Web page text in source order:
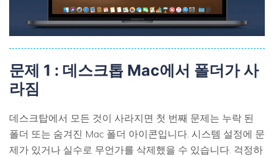
문제 1 : 데스크톱 Mac에서 폴더가 사
라짐
데스크탑에서 모든 것이 사라지면 첫 번째 문제는 누락 된
폴더 또는 숨겨진 Mac 폴더 아이콘입니다. 시스템 설정에 문
제가 있거나 실수로 무언가를 삭제했을 수 있습니다. 걱정하